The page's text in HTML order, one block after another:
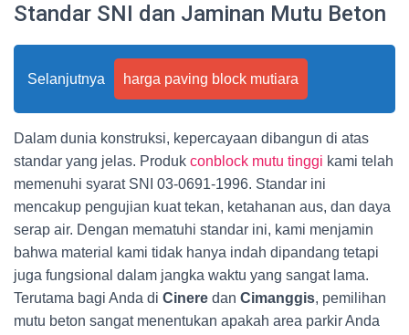
Standar SNI dan Jaminan Mutu Beton
Selanjutnya harga paving block mutiara
Dalam dunia konstruksi, kepercayaan dibangun di atas
standar yang jelas. Produk conblock mutu tinggi kami telah
memenuhi syarat SNI 03-0691-1996. Standar ini
mencakup pengujian kuat tekan, ketahanan aus, dan daya
serap air. Dengan mematuhi standar ini, kami menjamin
bahwa material kami tidak hanya indah dipandang tetapi
juga fungsional dalam jangka waktu yang sangat lama.
Terutama bagi Anda di Cinere dan Cimanggis, pemilihan
mutu beton sangat menentukan apakah area parkir Anda